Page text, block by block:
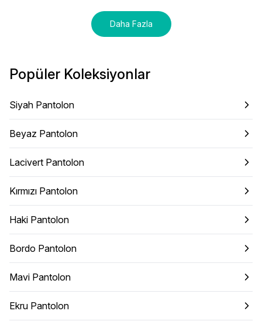
Daha Fazla
Popüler Koleksiyonlar
Siyah Pantolon
Beyaz Pantolon
Lacivert Pantolon
Kırmızı Pantolon
Haki Pantolon
Bordo Pantolon
Mavi Pantolon
Ekru Pantolon